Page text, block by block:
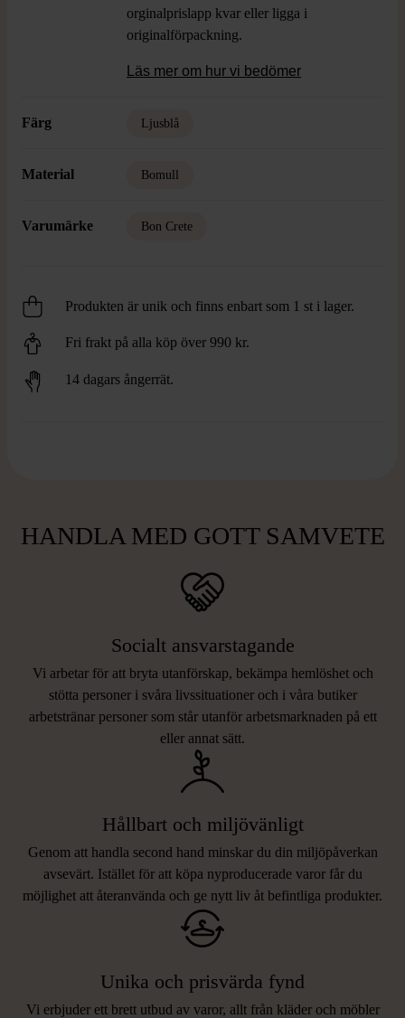
orginalprislapp kvar eller ligga i
originalförpackning.
Läs mer om hur vi bedömer
Färg Ljusblå
Material Bomull
Varumärke Bon Crete
Produkten är unik och finns enbart som 1 st i lager.
Fri frakt på alla köp över 990 kr.
14 dagars ångerrät.
HANDLA MED GOTT SAMVETE
Socialt ansvarstagande
Vi arbetar för att bryta utanförskap, bekämpa hemlöshet och
stötta personer i svåra livssituationer och i våra butiker
arbetstränar personer som står utanför arbetsmarknaden på ett
eller annat sätt.
Hållbart och miljövänligt
Genom att handla second hand minskar du din miljöpåverkan
avsevärt. Istället för att köpa nyproducerade varor får du
möjlighet att återanvända och ge nytt liv åt befintliga produkter.
Unika och prisvärda fynd
Vi erbjuder ett brett utbud av varor, allt från kläder och möbler